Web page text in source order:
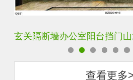
轻奢装饰艺术入户电视玻璃
查看更多